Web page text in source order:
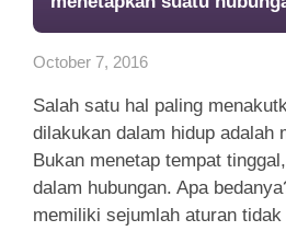
October 7, 2016
Salah satu hal paling
dilakukan dalam hidup adalah
Bukan menetap tempat
dalam hubungan. Apa
memiliki sejumlah aturan